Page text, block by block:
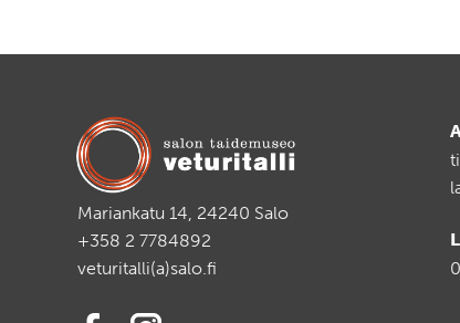
Mariankatu 14, 24240 Salo
+358 2 7784892
veturitalli(a)salo.fi